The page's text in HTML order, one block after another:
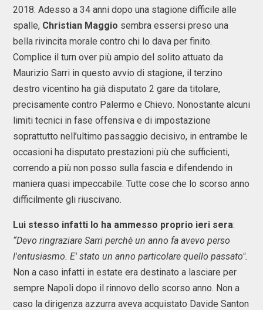
2018. Adesso a 34 anni dopo una stagione difficile alle
spalle, Christian Maggio sembra essersi preso una
bella rivincita morale contro chi lo dava per finito.
Complice il turn over più ampio del solito attuato da
Maurizio Sarri in questo avvio di stagione, il terzino
destro vicentino ha già disputato 2 gare da titolare,
precisamente contro Palermo e Chievo. Nonostante alcuni
limiti tecnici in fase offensiva e di impostazione
soprattutto nell’ultimo passaggio decisivo, in entrambe le
occasioni ha disputato prestazioni più che sufficienti,
correndo a più non posso sulla fascia e difendendo in
maniera quasi impeccabile. Tutte cose che lo scorso anno
difficilmente gli riuscivano.
Lui stesso infatti lo ha ammesso proprio ieri sera:
“Devo ringraziare Sarri perchè un anno fa avevo perso
l'entusiasmo. E' stato un anno particolare quello passato".
Non a caso infatti in estate era destinato a lasciare per
sempre Napoli dopo il rinnovo dello scorso anno. Non a
caso la dirigenza azzurra aveva acquistato Davide Santon